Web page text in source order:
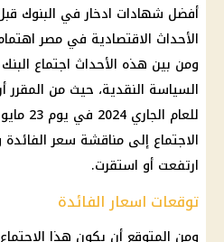
أفضل شهادات ادخار في البنوك
الأحداث الاقتصادية في مصر
ومن بين هذه الأحداث اجتماع
السياسة النقدية، حيث من المقرر
الاجتماع إلى مناقشة سعر
ارتفعت أو استقرت.
توقعات اسعار الفائدة
ومن المتوقع أن يكون هذا